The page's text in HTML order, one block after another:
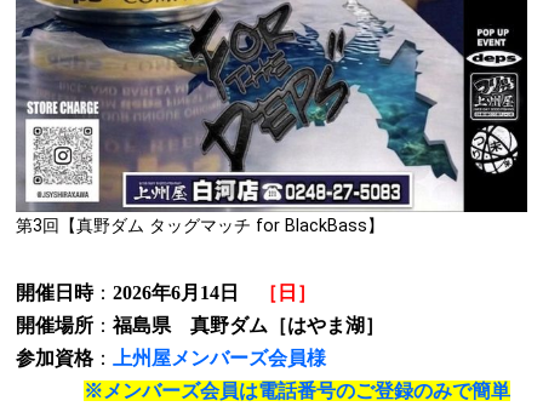
第3回【真野ダム タッグマッチ for BlackBass】
開催日時：2026年6月14 日
［日］
開催場所 ：福島県
真野ダム［はやま湖］
参加資格：
上州屋メンバーズ会員様
※メンバーズ会員は電話番号のご登録のみで簡単